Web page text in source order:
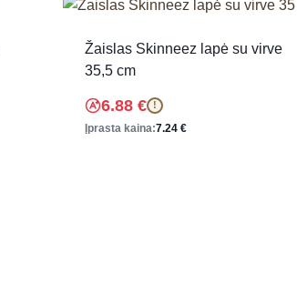
Žaislas Skinneez lapė su virve
35,5 cm
6.88 € !
Įprasta kaina:7.24 €